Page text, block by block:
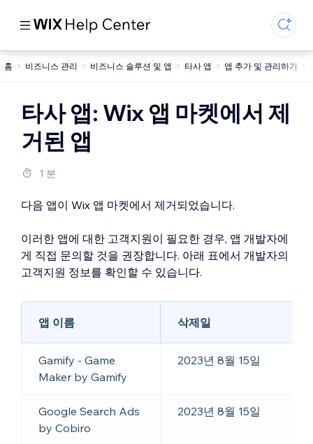
홈 비즈니스 관리 비즈니스 솔루션 및 앱 타사 앱 앱 추가 및 관리하기
타사 앱: Wix 앱 마켓에서 제
거된 앱
1 분
다음 앱이 Wix 앱 마켓에서 제거되었습니다.
이러한 앱에 대한 고객지원이 필요한 경우, 앱 개발자에
게 직접 문의할 것을 권장합니다. 아래 표에서 개발자의
고객지원 정보를 확인할 수 있습니다.
앱 이름 삭제일
Gamify - Game
Maker by Gamify
2023년 8월 15일
Google Search Ads
by Cobiro
2023년 8월 15일